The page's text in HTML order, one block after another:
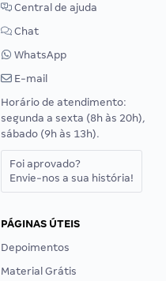
Central de ajuda
Chat
WhatsApp
E-mail
Horário de atendimento:
segunda a sexta (8h às 20h),
sábado (9h às 13h).
Foi aprovado?
Envie-nos a sua história!
PÁGINAS ÚTEIS
Depoimentos
Material Grátis